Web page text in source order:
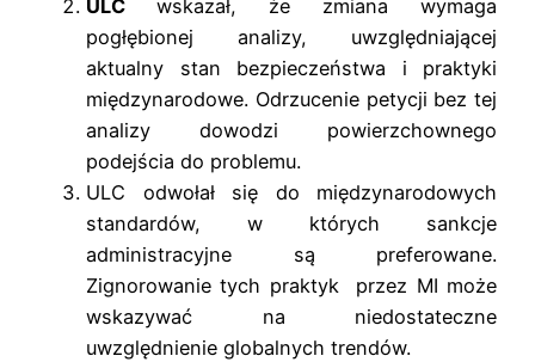
ULC wskazał, że zmiana wymaga
pogłębionej analizy, uwzględniającej
aktualny stan bezpieczeństwa i praktyki
międzynarodowe. Odrzucenie petycji bez tej
analizy dowodzi powierzchownego
podejścia do problemu.
ULC odwołał się do międzynarodowych
standardów, w których sankcje
administracyjne są preferowane.
Zignorowanie tych praktyk przez MI może
wskazywać na niedostateczne
uwzględnienie globalnych trendów.